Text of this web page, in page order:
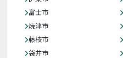
富士市
焼津市
藤枝市
袋井市